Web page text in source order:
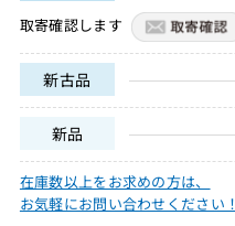
取寄確認します
新古品
新品
在庫数以上をお求めの方は、
お気軽にお問い合わせください！